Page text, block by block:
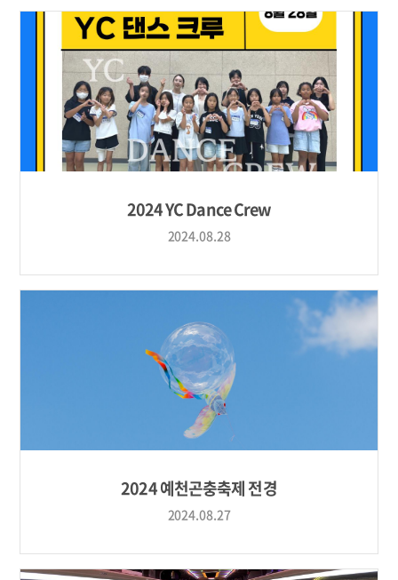
2024 YC Dance Crew
2024.08.28
2024 예천곤충축제 전경
2024.08.27